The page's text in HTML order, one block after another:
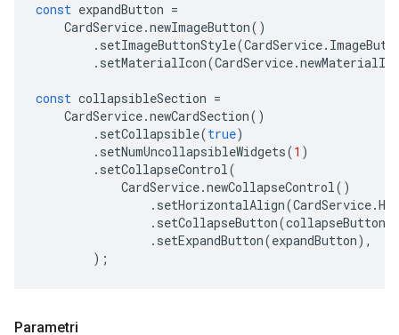
const expandButton =
CardService.newImageButton()
. setImageButtonStyle(CardService.
. setMaterialIcon(CardService.
const collapsibleSection =
CardService.newCardSection()
. setCollapsible(true)
. setNumUncollapsibleWidgets(1 )
. setCollapseControl(
CardService.newCollapseControl()
. setHorizontalAlign(CardService.
. setCollapseButton(collapseButton
. setExpandButton(expandButton),
);
Parametri